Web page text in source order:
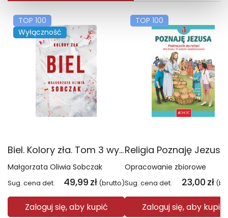
TOP 100
Wyłączność
Biel. Kolory zła. Tom 3 wyd. 2025
Małgorzata Oliwia Sobczak
Sug. cena det. 49,99 zł (brutto)
Zaloguj się, aby kupić
TOP 100
Opracowanie zbiorowe
Sug. cena det. 23,00 zł
Zaloguj się, aby kupić